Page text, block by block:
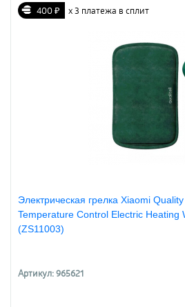
400 ₽ х 3 платежа в сплит
Электрическая грелка Xiaomi
Temperature Control Electric Heating
(ZS11003)
Артикул: 965621